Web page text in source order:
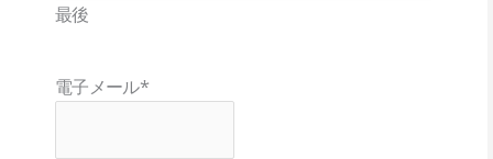
最後
電子メール*